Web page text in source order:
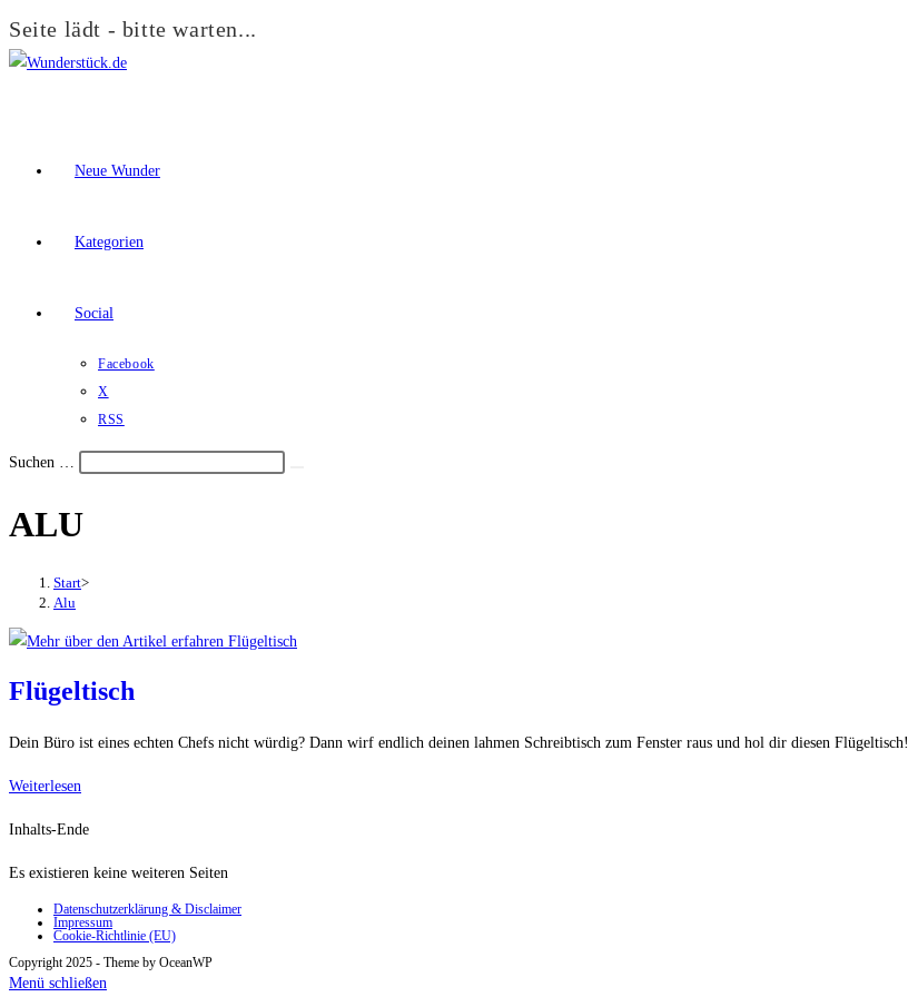
Seite lädt - bitte warten...
Zum
Neue Wunder
Kategorien
Social
Facebook
X
RSS
Suchen …
den
das
aus-
einzuklappen
ALU
Start>
Alu
Flügeltisch
Dein Büro ist eines echten Chefs nicht würdig? Dann wirf endlich deinen lahmen Schreibtisch zum Fenster raus und hol dir diesen Flügeltisch!
Weiterlesen
Inhalts-Ende
Es existieren keine weiteren Seiten
Datenschutzerklärung & Disclaimer
Impressum
Cookie-Richtlinie (EU)
Copyright 2025 - Theme by OceanWP
Menü schließen